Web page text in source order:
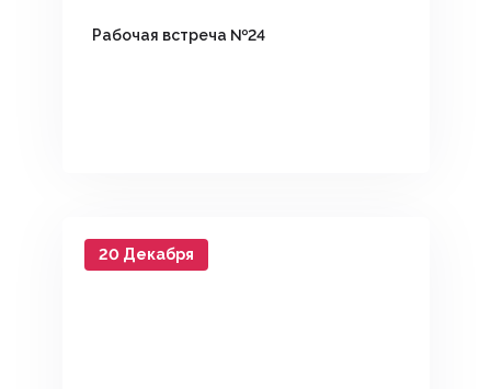
Рабочая встреча №24
20 Декабря